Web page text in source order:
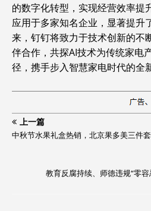
的数字化转型，实现经营效率提
应用于多家知名企业，显著提升
来，钉钉将致力于技术创新的不
伴合作，共探AI技术为传统家电
径，携手步入智慧家电时代的全
上一篇
中秋节水果礼盒热销，北京果多美三件
教育反腐持续、师德违规“零